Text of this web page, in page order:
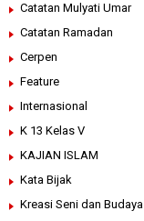
Catatan Mulyati Umar
Catatan Ramadan
Cerpen
Feature
Internasional
K 13 Kelas V
KAJIAN ISLAM
Kata Bijak
Kreasi Seni dan Budaya